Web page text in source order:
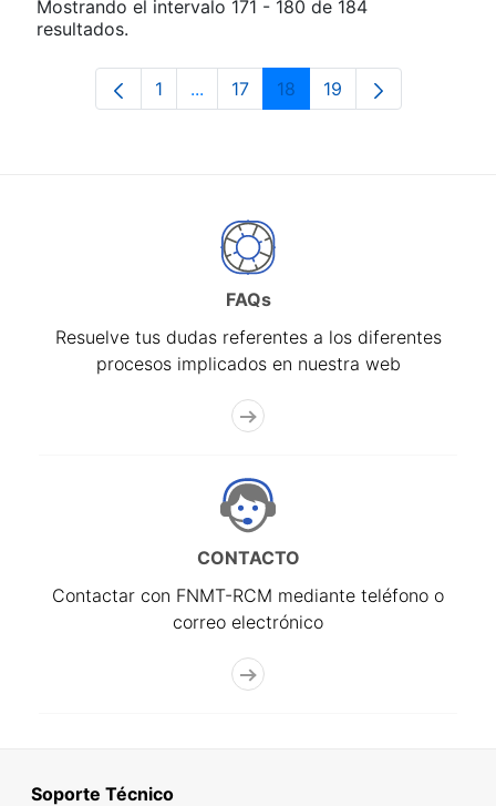
Mostrando el intervalo 171 - 180 de 184
resultados.
Página
1 ...Páginas intermedias Use TAB para
Página
17 Página
18 Página
19
FAQs
Resuelve tus dudas referentes a los diferentes
procesos implicados en nuestra web
CONTACTO
Contactar con FNMT-RCM mediante teléfono o
correo electrónico
Soporte Técnico